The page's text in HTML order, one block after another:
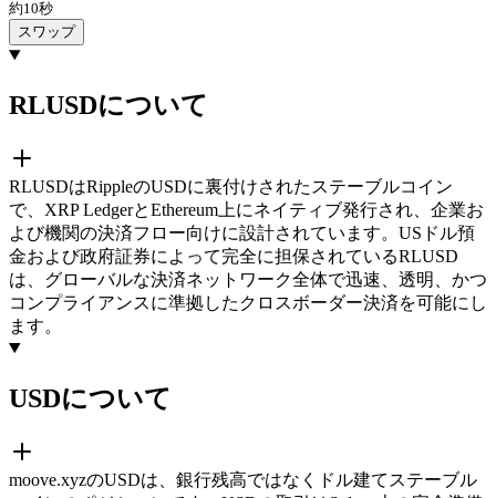
約10秒
スワップ
RLUSDについて
RLUSDはRippleのUSDに裏付けされたステーブルコイン
で、XRP LedgerとEthereum上にネイティブ発行され、企業お
よび機関の決済フロー向けに設計されています。USドル預
金および政府証券によって完全に担保されているRLUSD
は、グローバルな決済ネットワーク全体で迅速、透明、かつ
コンプライアンスに準拠したクロスボーダー決済を可能にし
ます。
USDについて
moove.xyzのUSDは、銀行残高ではなくドル建てステーブル